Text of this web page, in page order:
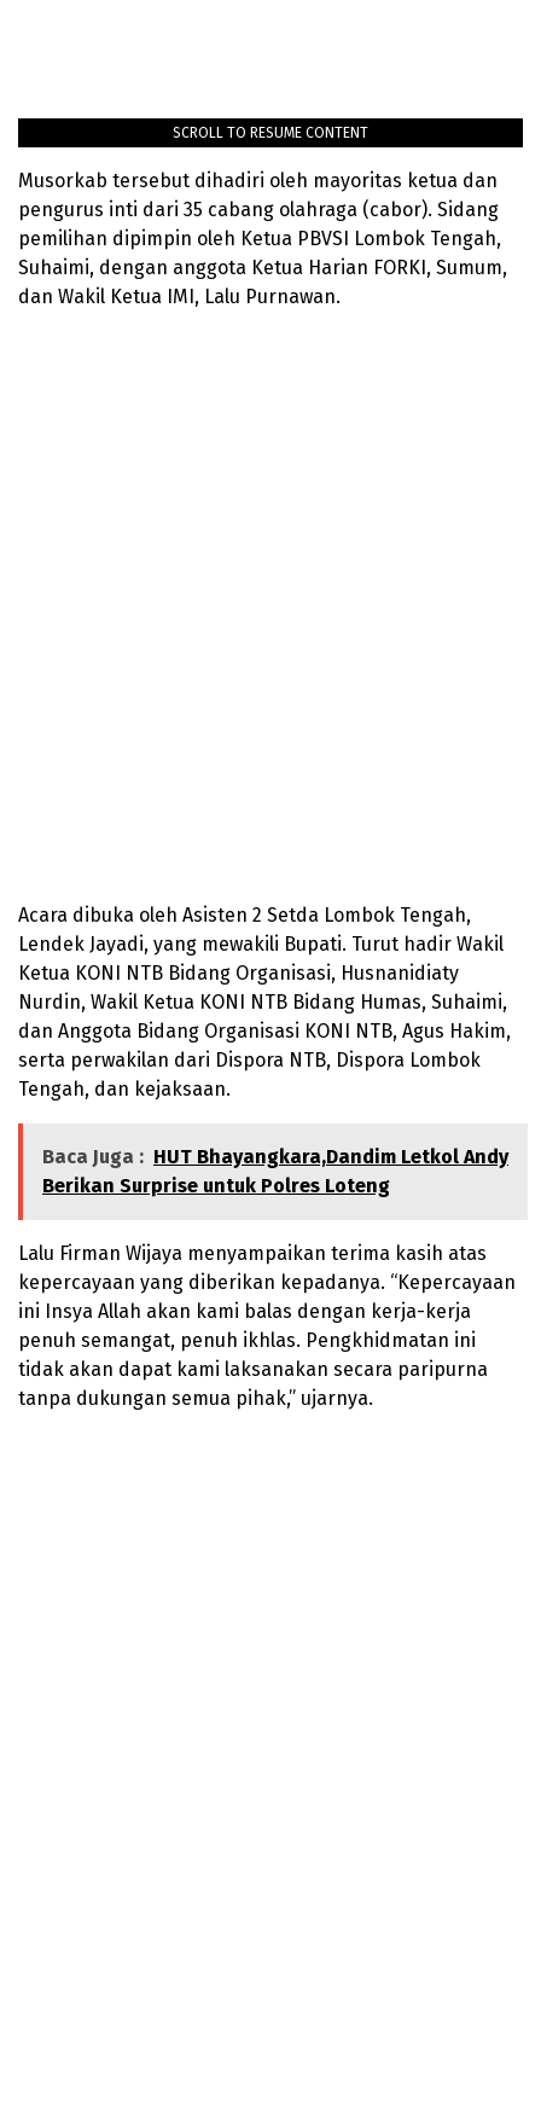
SCROLL TO RESUME CONTENT
Musorkab tersebut dihadiri oleh mayoritas ketua dan
pengurus inti dari 35 cabang olahraga (cabor). Sidang
pemilihan dipimpin oleh Ketua PBVSI Lombok Tengah,
Suhaimi, dengan anggota Ketua Harian FORKI, Sumum,
dan Wakil Ketua IMI, Lalu Purnawan.
Acara dibuka oleh Asisten 2 Setda Lombok Tengah,
Lendek Jayadi, yang mewakili Bupati. Turut hadir Wakil
Ketua KONI NTB Bidang Organisasi, Husnanidiaty
Nurdin, Wakil Ketua KONI NTB Bidang Humas, Suhaimi,
dan Anggota Bidang Organisasi KONI NTB, Agus Hakim,
serta perwakilan dari Dispora NTB, Dispora Lombok
Tengah, dan kejaksaan.
Baca Juga : HUT Bhayangkara,Dandim Letkol Andy
Berikan Surprise untuk Polres Loteng
Lalu Firman Wijaya menyampaikan terima kasih atas
kepercayaan yang diberikan kepadanya. “Kepercayaan
ini Insya Allah akan kami balas dengan kerja-kerja
penuh semangat, penuh ikhlas. Pengkhidmatan ini
tidak akan dapat kami laksanakan secara paripurna
tanpa dukungan semua pihak,” ujarnya.